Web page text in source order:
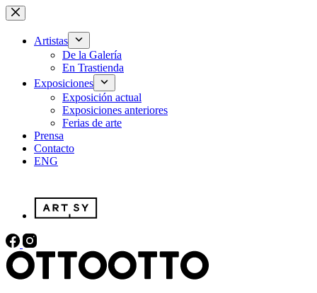
Saltar
al
contenidoArtistas
De la Galería
En Trastienda
Exposiciones
Exposición actual
Exposiciones anteriores
Ferias de arte
Prensa
Contacto
ENG